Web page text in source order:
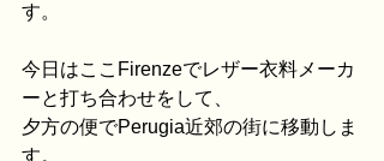
す。
今日はここFirenzeでレザー衣料メーカ
ーと打ち合わせをして、
夕方の便でPerugia近郊の街に移動しま
す。